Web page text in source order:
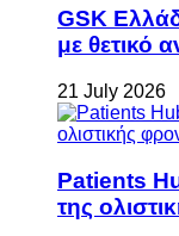
GSK
με θετικό
21 July 2026
Patients
της